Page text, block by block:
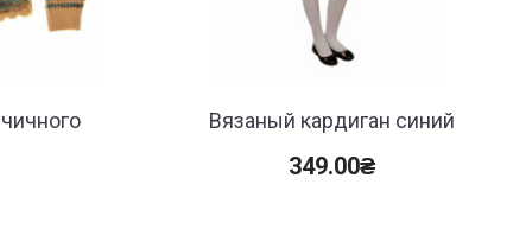
Вязаный кардиган синий
349.00₴